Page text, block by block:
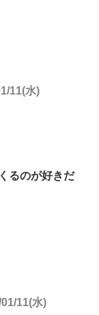
11(水)
るのが好きだ
11(水)